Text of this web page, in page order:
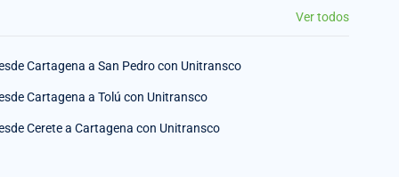
Ver todos
Cartagena a San Pedro con Unitransco
Cartagena a Tolú con Unitransco
Cerete a Cartagena con Unitransco